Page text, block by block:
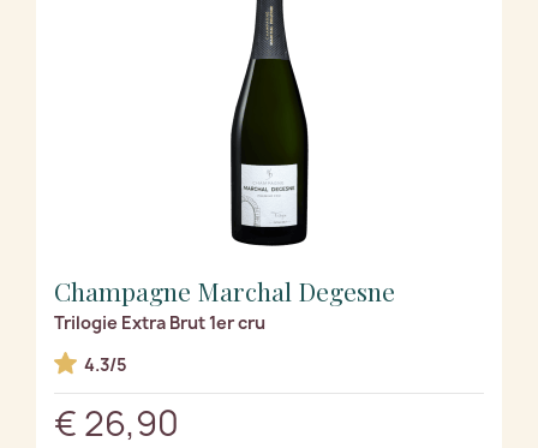
Champagne Marchal Degesne
Trilogie Extra Brut 1er cru
4.3/5
€ 26,90